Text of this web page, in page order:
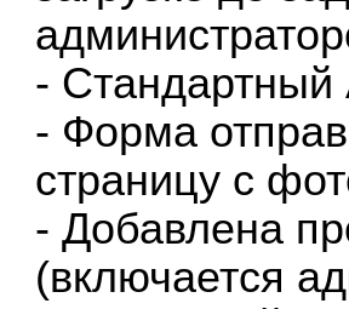
- Стандартный
- Форма
страницу с
- Добавлена
(включается